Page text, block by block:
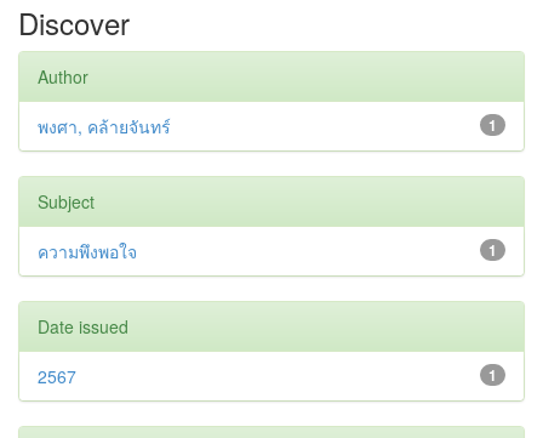
Discover
Author
1
พงศา, คล้ายจันทร์
Subject
1
ความพึงพอใจ
Date issued
1
2567